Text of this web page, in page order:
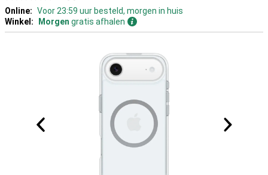
Online: Voor 23:59 uur besteld, morgen in huis
Winkel:
Morgen gratis afhalen